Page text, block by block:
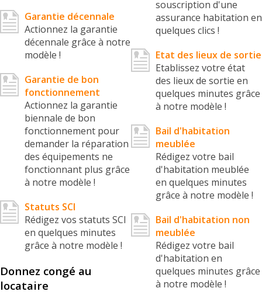
Garantie décennale
Actionnez la garantie
décennale grâce à notre
modèle !
Garantie de bon
fonctionnement
Actionnez la garantie
biennale de bon
fonctionnement pour
demander la réparation
des équipements ne
fonctionnant plus grâce
à notre modèle !
Statuts SCI
Rédigez vos statuts SCI
en quelques minutes
grâce à notre modèle !
Donnez congé au
locataire
souscription d'une
assurance habitation en
quelques clics !
Etat des lieux de sortie
Etablissez votre état
des lieux de sortie en
quelques minutes grâce
à notre modèle !
Bail d'habitation
meublée
Rédigez votre bail
d'habitation meublée
en quelques minutes
grâce à notre modèle !
Bail d'habitation non
meublée
Rédigez votre bail
d'habitation en
quelques minutes grâce
à notre modèle !